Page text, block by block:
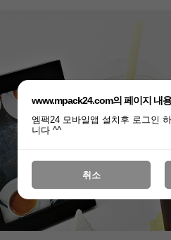
www.mpack24.com의 페이지 내
엠팩24 모바일앱 설치후 로그인
니다 ^^
취소